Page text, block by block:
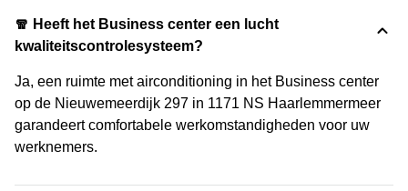
🧣 Heeft het Business center een lucht
kwaliteitscontrolesysteem?
Ja, een ruimte met airconditioning in het Business center
op de Nieuwemeerdijk 297 in 1171 NS Haarlemmermeer
garandeert comfortabele werkomstandigheden voor uw
werknemers.